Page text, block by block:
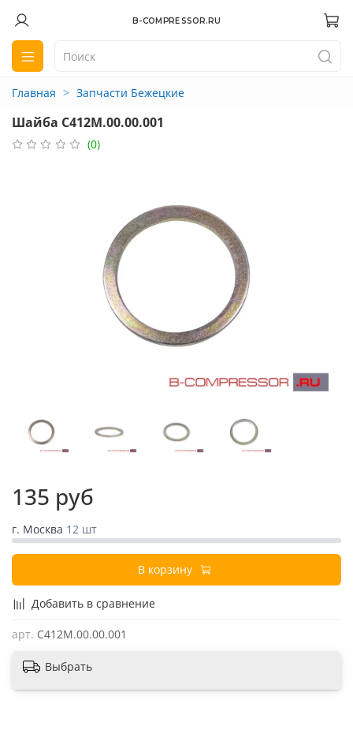
B-COMPRESSOR.RU
Главная Запчасти Бежецкие
Шайба С412М.00.00.001
(0)
Добавить в сравнение
арт. С412М.00.00.001
135 руб
г. Москва 12 шт
В корзину
Выбрать